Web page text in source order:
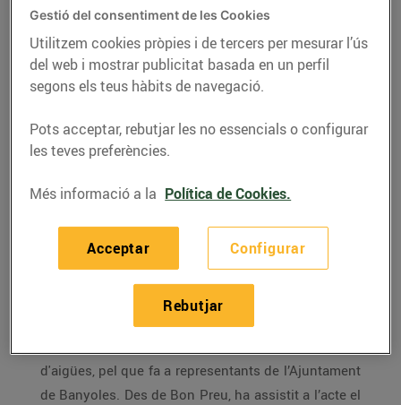
L’equip del nou Bonpreu està format per
35 professionals.
establiments Bonpreu, es caracteritza pel
producte fresc de qualitat i de km0, preus
competitius i una excel·lent atenció al
Bon Preu ha inaugurat avui un nou supermercat
amb la presència de l’alcalde de Banyoles, Miquel
Noguer; Jordi Congost, Primer tinent d’alcalde i
regidor d'Habitatge, Programes de barris, Recursos
humans i Esports, i Albert Tubert, regidor
d'aigües, pel que fa a representants de l’Ajuntament
de Banyoles. Des de Bon Preu, ha assistit a l’acte el
Gestió del consentiment de les Cookies
Utilitzem cookies pròpies i de tercers per mesurar l’ús
del web i mostrar publicitat basada en un perfil
segons els teus hàbits de navegació.
Pots acceptar, rebutjar les no essencials o configurar
les teves preferències.
Més informació a la Política de Cookies.
Configurar
Rebutjar
Acceptar